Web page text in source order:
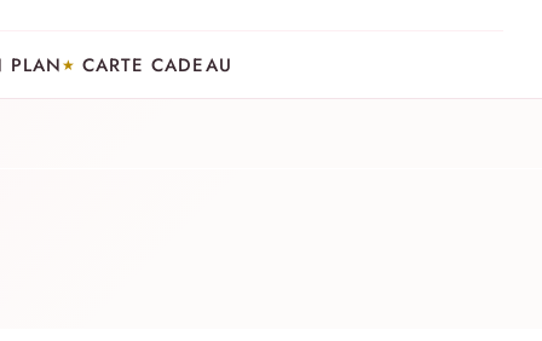
PLAN CARTE CADEAU